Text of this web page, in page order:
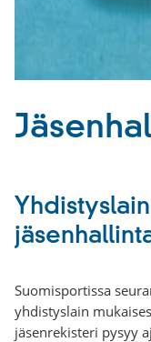
Suomisportissa
yhdistyslain
jäsenrekisteri pysyy